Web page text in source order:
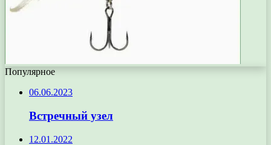
Популярное
06.06.2023
Встречный узел
12.01.2022